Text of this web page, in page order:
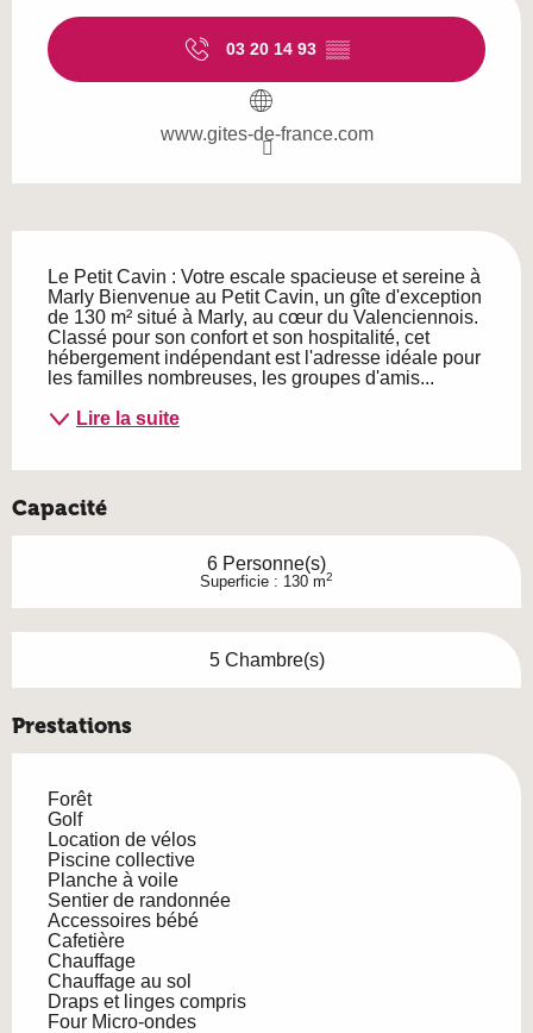
03 20 14 93 ▒▒
www.gites-de-france.com
Le Petit Cavin : Votre escale spacieuse et sereine à
Marly Bienvenue au Petit Cavin, un gîte d'exception
de 130 m² situé à Marly, au cœur du Valenciennois.
Classé pour son confort et son hospitalité, cet
hébergement indépendant est l'adresse idéale pour
les familles nombreuses, les groupes d'amis...
Lire la suite
Capacité
6 Personne(s)
Superficie : 130 m2
5 Chambre(s)
Prestations
Forêt
Golf
Location de vélos
Piscine collective
Planche à voile
Sentier de randonnée
Accessoires bébé
Cafetière
Chauffage
Chauffage au sol
Draps et linges compris
Four Micro-ondes